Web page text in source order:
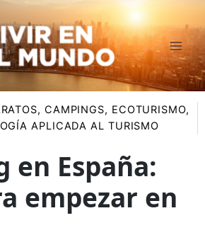
, CAMPINGS, ECOTURISMO,
APLICADA AL TURISMO
en España:
empezar en